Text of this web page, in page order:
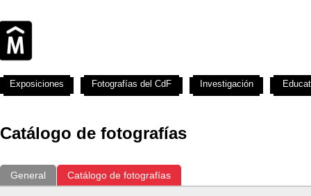
Catálogo de fotografías
General Catálogo de fotografías
Exposiciones Fotografías del CdF Investigación